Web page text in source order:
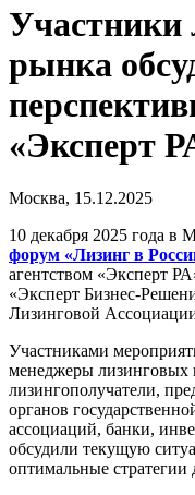
Участники
рынка
«Эксперт
Москва, 15.12.2025
10 декабря 2025 года в
форум «Лизинг в
агентством «Эксперт
«Эксперт Бизнес-
Лизинговой
Участниками
менеджеры
лизингополучатели,
органов
ассоциаций, банки,
обсудили текущую
оптимальные стратегии